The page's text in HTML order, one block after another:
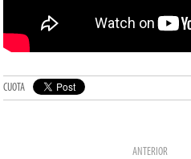
CUOTA
ANTERIOR